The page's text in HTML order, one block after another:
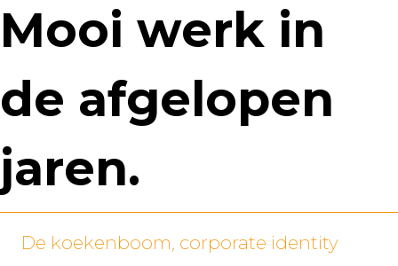
Mooi werk in
de afgelopen
jaren.
De koekenboom, corporate identity